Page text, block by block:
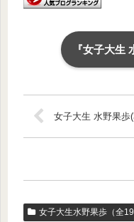
『女子大生
女子大生 水野果歩
女子大生水野果歩（全